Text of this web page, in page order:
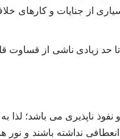
از جنایات و کارهای
حد زیادی ناشی از قساوت
ناپذیری می ‌باشد؛
نداشته باشند و نور